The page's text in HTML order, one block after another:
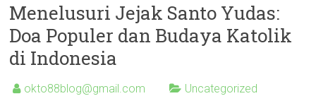
Menelusuri Jejak Santo Yudas:
Doa Populer dan Budaya Katolik
di Indonesia
okto88blog@gmail.com Uncategorized